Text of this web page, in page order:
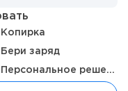
Копирка
Бери заряд
Персональное решение